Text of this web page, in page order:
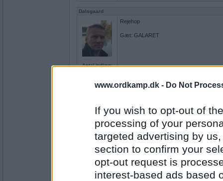
www.ordkamp.dk - Do Not
If you wish to opt-out of
processing of your
targeted advertising by
section to confirm your
opt-out request is
interest-based ads based
Dalsgaard
Antal indlæg:
Rejehop
Gæt: GALARET
Antal indlæg:
8729
Gæt:mildpak
Søren S
Ildkamp